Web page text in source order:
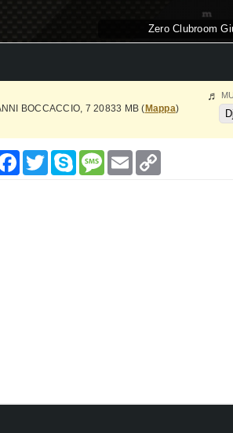
Zero Clubroom
BOCCACCIO, 7 20833 MB (Mappa)
Facebook
TwitterSkypeMessage
Email